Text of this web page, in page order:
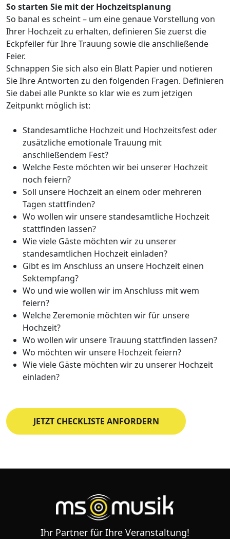
So starten Sie mit der Hochzeitsplanung
So banal es scheint – um eine genaue Vorstellung von
Ihrer Hochzeit zu erhalten, definieren Sie zuerst die
Eckpfeiler für Ihre Trauung sowie die anschließende
Feier.
Schnappen Sie sich also ein Blatt Papier und notieren
Sie Ihre Antworten zu den folgenden Fragen. Definieren
Sie dabei alle Punkte so klar wie es zum jetzigen
Zeitpunkt möglich ist:
Standesamtliche Hochzeit und Hochzeitsfest oder
zusätzliche emotionale Trauung mit
anschließendem Fest?
Welche Feste möchten wir bei unserer Hochzeit
noch feiern?
Soll unsere Hochzeit an einem oder mehreren
Tagen stattfinden?
Wo wollen wir unsere standesamtliche Hochzeit
stattfinden lassen?
Wie viele Gäste möchten wir zu unserer
standesamtlichen Hochzeit einladen?
Gibt es im Anschluss an unsere Hochzeit einen
Sektempfang?
Wo und wie wollen wir im Anschluss mit wem
feiern?
Welche Zeremonie möchten wir für unsere
Hochzeit?
Wo wollen wir unsere Trauung stattfinden lassen?
Wo möchten wir unsere Hochzeit feiern?
Wie viele Gäste möchten wir zu unserer Hochzeit
einladen?
JETZT CHECKLISTE ANFORDERN
Ihr Partner für Ihre Veranstaltung!